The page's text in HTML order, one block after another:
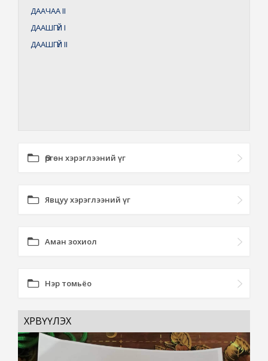
ДААЧААII
ДААШГҮЙ I
ДААШГҮЙ II
Өргөн хэрэглээний үг
Явцуу хэрэглээний үг
Аман зохиол
Нэр томьёо
ХӨРВҮҮЛЭХ